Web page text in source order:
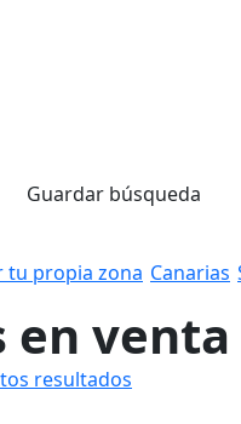
Guardar búsqueda
tu propia zona Canarias
venta
resultados